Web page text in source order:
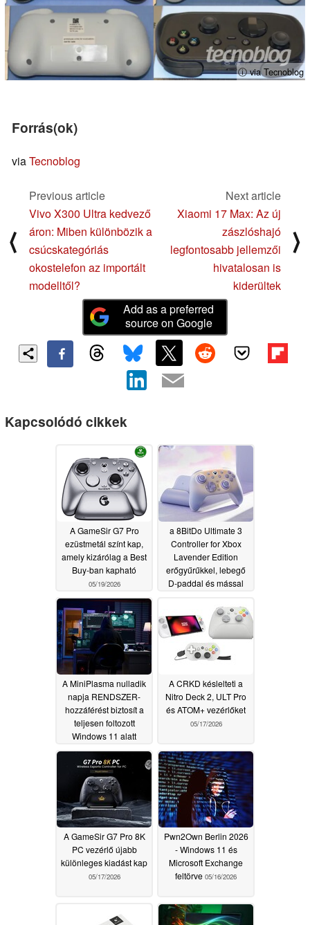
ⓘ via Tecnoblog
Forrás(ok)
viaTecnoblog
⟨
Previous article
Vivo X300 Ultra kedvező
áron: Miben különbözik a
csúcskategóriás
okostelefon az importált
modelltől?
Next article
Xiaomi 17 Max: Az új
zászlóshajó
legfontosabb jellemzői
hivatalosan is
kiderültek
⟩
Add as a preferred
source on Google
Kapcsolódó cikkek
A GameSir G7 Pro
ezüstmetál színt kap,
amely kizárólag a Best
Buy-ban kapható
05/19/2026
a 8BitDo Ultimate 3
Controller for Xbox
Lavender Edition
erőgyűrűkkel, lebegő
D-paddal és mással
A MiniPlasma nulladik
napja RENDSZER-
hozzáférést biztosít a
teljesen foltozott
Windows 11 alatt
05/18/2026
A CRKD késlelteti a
Nitro Deck 2, ULT Pro
és ATOM+ vezérlőket
05/17/2026
A GameSir G7 Pro 8K
PC vezérlő újabb
különleges kiadást kap
05/17/2026
Pwn2Own Berlin 2026
- Windows 11 és
Microsoft Exchange
feltörve 05/16/2026